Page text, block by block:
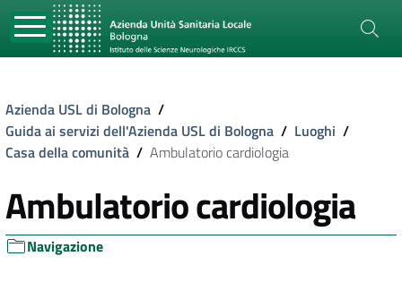
Azienda USL di Bologna /
Guida ai servizi dell'Azienda USL di Bologna / Luoghi /
Casa della comunità / Ambulatorio cardiologia
Ambulatorio cardiologia
Navigazione